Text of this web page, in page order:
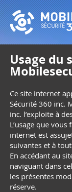
Usage du
Ce site internet
Sécurité 360 inc.
inc. l’exploite à
L’usage que vous
internet est
suivantes et à
En accédant au
naviguant dans
les présentes
réserve.